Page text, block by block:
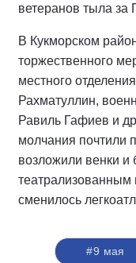
ветеранов тыла за
В Кукморском
торжественного
местного
Рахматуллин,
Равиль Гафиев и
молчания почтили
возложили венки
театрализованным
сменилось
#9 мая